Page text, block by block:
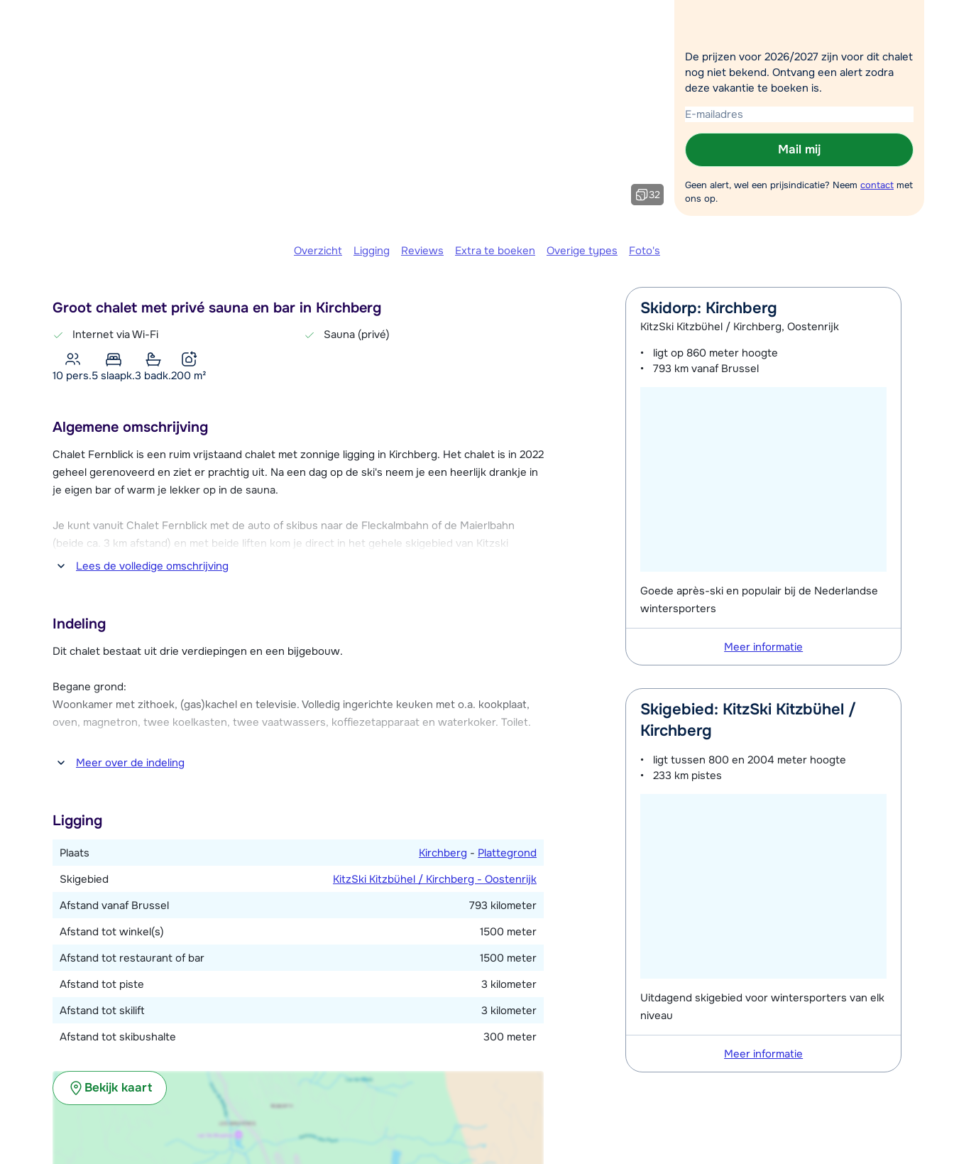
We zijn er vandaag tot 17:30 uur.
32
De prijzen voor 2026/2027 zijn voor dit chalet
nog niet bekend. Ontvang een alert zodra
deze vakantie te boeken is.
Mail mij
Geen alert, wel een prijsindicatie? Neem contact met
ons op.
Overzicht Ligging Reviews Extra te boeken Overige types Foto's
Groot chalet met privé sauna en bar in Kirchberg
Internet via Wi-Fi Sauna (privé)
10 pers.5 slaapk.3 badk.200 m²
Algemene omschrijving
Chalet Fernblick is een ruim vrijstaand chalet met zonnige ligging in Kirchberg. Het chalet is in 2022
geheel gerenoveerd en ziet er prachtig uit. Na een dag op de ski's neem je een heerlijk drankje in
je eigen bar of warm je lekker op in de sauna.
Je kunt vanuit Chalet Fernblick met de auto of skibus naar de Fleckalmbahn of de Maierlbahn
(beide ca. 3 km afstand) en met beide liften kom je direct in het gehele skigebied van Kitzski
Kitzbühel/Kirchberg.
supermarkten, bars, restaurants, winkels en après-ski mogelijkheden.
Chalet Fernblick beschikt over vier parkeerplaatsen.
Jongerengroepen zijn in Chalet Fernblick niet toegestaan.
Lees de volledige omschrijving
Indeling
Dit chalet bestaat uit drie verdiepingen en een bijgebouw.
Begane grond:
Woonkamer met zithoek, (gas)kachel en televisie. Volledig ingerichte keuken met o.a. kookplaat,
oven, magnetron, twee koelkasten, twee vaatwassers, koffiezetapparaat en waterkoker. Toilet.
Eerste verdieping:
Souterrain:
Slaapkamer met 2-persoonsbed. Badkamer met douche, wastafel en sauna. Apart toilet.
Bijgebouw:
en toilet.
Meer over de indeling
Ligging
Plaats Kirchberg - Plattegrond
Skigebied
KitzSki Kitzbühel / Kirchberg - Oostenrijk
Afstand vanaf Brussel
793 kilometer
Afstand tot winkel(s)
1500 meter
Afstand tot restaurant of bar
1500 meter
Afstand tot piste
3 kilometer
Afstand tot skilift
3 kilometer
Afstand tot skibushalte
300 meter
Bekijk kaart
Skidorp: Kirchberg
KitzSki Kitzbühel / Kirchberg, Oostenrijk
ligt op 860 meter hoogte
793 km vanaf Brussel
Goede après-ski en populair bij de Nederlandse
wintersporters
Meer informatie
Skigebied: KitzSki Kitzbühel /
Kirchberg
ligt tussen 800 en 2004 meter hoogte
233 km pistes
Uitdagend skigebied voor wintersporters van elk
niveau
Meer informatie